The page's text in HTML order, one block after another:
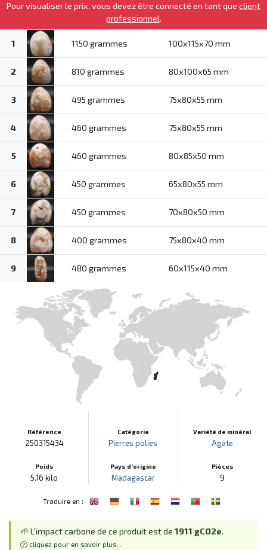
Pour visualiser le prix, vous devez être connecté en tant que client
professionnel.
1 1150 grammes 100x115x70 mm
2 810 grammes 80x100x65 mm
3 495 grammes 75x80x55 mm
4 460 grammes 75x80x55 mm
5 460 grammes 80x85x50 mm
6 450 grammes 65x80x55 mm
7 450 grammes 70x80x50 mm
8 400 grammes 75x80x40 mm
9 480 grammes 60x115x40 mm
Référence
250315434
Poids
5.16 kilo
Catégorie
Pierres polies
Pays d'origine
Madagascar
Variété de minéral
Agate
Pièces
9
Traduire en :
🌱 L'impact carbone de ce produit est de 1911 gCO2e.
cliquez pour en savoir plus...